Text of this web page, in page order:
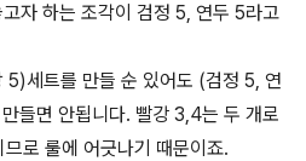
자 하는 조각이 검정 5, 연두 5라고
세트를 만들 순 있어도 (검정 5, 연
들면 안됩니다. 빨강 3,4는 두 개로
로 룰에 어긋나기 때문이죠.